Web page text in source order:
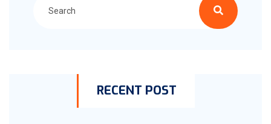
RECENT POST